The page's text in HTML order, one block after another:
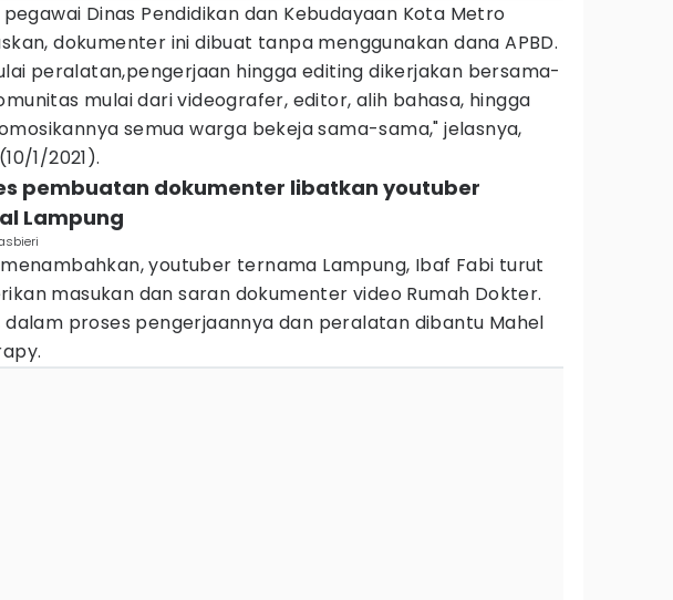
Dinas Pendidikan dan Kebudayaan Kota Metro
dokumenter ini dibuat tanpa menggunakan dana APBD.
peralatan,pengerjaan hingga editing dikerjakan bersama-
mulai dari videografer, editor, alih bahasa, hingga
semua warga bekeja sama-sama," jelasnya,
1/2021).
pembuatan dokumenter libatkan youtuber
Lampung
youtuber ternama Lampung, Ibaf Fabi turut
masukan dan saran dokumenter video Rumah Dokter.
dalam proses pengerjaannya dan peralatan dibantu Mahel